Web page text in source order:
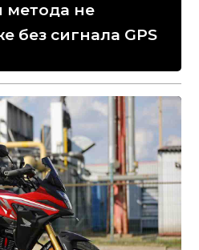
метода не
без сигнала GPS